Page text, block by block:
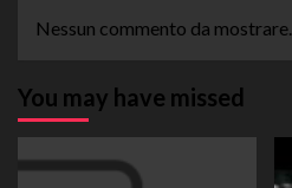
Nessun commento da mostrare.
You may have missed